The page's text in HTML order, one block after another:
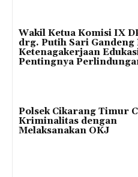
Wakil Ketua Komisi IX
drg. Putih Sari Gandeng
Ketenagakerjaan
Pentingnya
Polsek Cikarang Timur
Kriminalitas dengan
Melaksanakan OKJ